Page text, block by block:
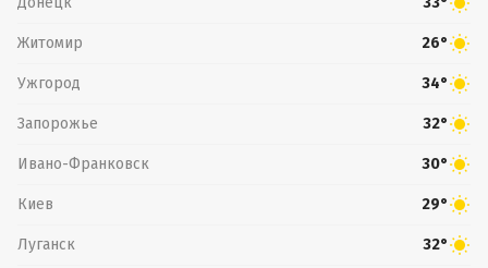
Житомир 26°
Ужгород 34°
Запорожье 32°
Ивано-Франковск 30°
Киев 29°
Луганск 32°